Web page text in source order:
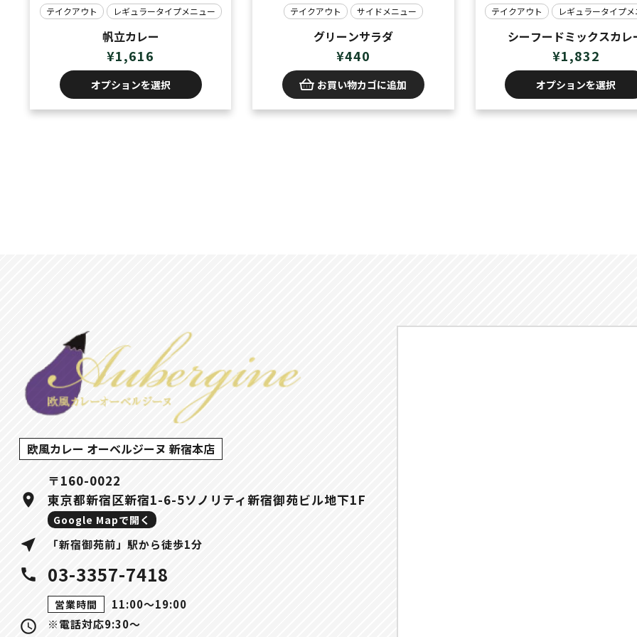
テイクアウト レギュラータイプメニュー
帆立カレー
¥1,616
オプションを選択
テイクアウト サイドメニュー
グリーンサラダ
¥440
お買い物カゴに追加
テイクアウト レギュラータイプ
シーフードミックスカレ
¥1,832
オプションを選択
欧風カレー オーベルジーヌ 新宿本店
location_on
〒160-0022
東京都新宿区新宿1-6-5ソノリティ新宿御苑ビル地下1F
Google Mapで開く
near_me 「新宿御苑前」駅から徒歩1分
call 03-3357-7418
query_builder
営業時間
11:00〜19:00
※電話対応9:30～